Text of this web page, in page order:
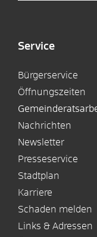
Service
Bürgerservice
Öffnungszeiten
Nachrichten
Newsletter
Presseservice
Stadtplan
Karriere
Schaden melden
Links & Adressen